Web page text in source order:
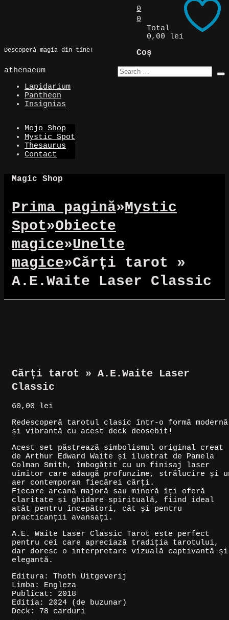
Descoperă magia din tine!
0
0
Total
0,00 lei
Coș
athenaeum
Lapidarium
Pantheon
Insignias
Mojo Shop
Mystic Spot
Thesaurus
Contact
Magic Shop
Prima pagină»Mystic
Spot»Obiecte
magice»Unelte
magice»Cărți tarot »
A.E.Waite Laser Classic
Cărți tarot » A.E.Waite Laser
Classic
60,00
lei
Redescoperă tarotul clasic într-o formă modernă
și vibrantă cu acest deck deosebit!
Acest set păstrează simbolismul original creat
de Arthur Edward Waite și ilustrat de Pamela
Colman Smith, îmbogățit cu un finisaj laser
uimitor care adaugă profunzime, strălucire și
aer contemporan fiecărei cărți.
Fiecare arcană majoră sau minoră îți oferă
claritate și ghidare spirituală, fiind ideal
atât pentru începători, cât și pentru
practicanții avansați.
A.E. Waite Laser Classic Tarot este perfect
pentru cei care apreciază tradiția tarotului,
dar doresc o interpretare vizuală captivantă și
elegantă.
Editura: Thoth Uitgeverij
Limba: Engleza
Publicat: 2018
Editia: 2024 (de buzunar)
Deck: 78 carduri